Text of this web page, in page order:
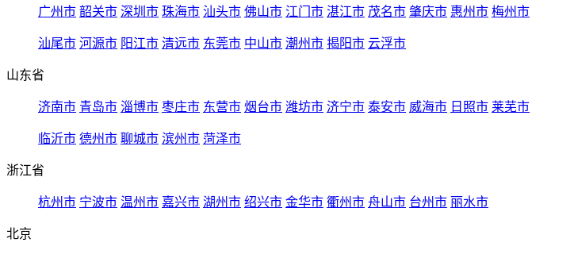
广州市 韶关市 深圳市 珠海市 汕头市 佛山市 江门市 湛江市 茂名市 肇庆市 惠州市 梅州市
汕尾市 河源市 阳江市 清远市 东莞市 中山市 潮州市 揭阳市 云浮市
山东省
济南市 青岛市 淄博市 枣庄市 东营市 烟台市 潍坊市 济宁市 泰安市 威海市 日照市 莱芜市
临沂市 德州市 聊城市 滨州市 菏泽市
浙江省
杭州市 宁波市 温州市 嘉兴市 湖州市 绍兴市 金华市 衢州市 舟山市 台州市 丽水市
北京